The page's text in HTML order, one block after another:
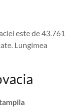
este de 43.761
Lungimea